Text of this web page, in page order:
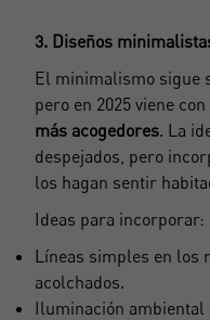
3. Diseños
El minimalismo sigue
pero en 2025 viene
más acogedores. La
despejados, pero
los hagan sentir
Ideas para incorporar:
Líneas simples en los
acolchados.
Iluminación ambiental